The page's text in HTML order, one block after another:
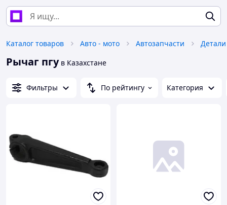
Каталог товаров Авто - мото Автозапчасти
Рычаг пгув Казахстане
Фильтры По рейтингу Категория